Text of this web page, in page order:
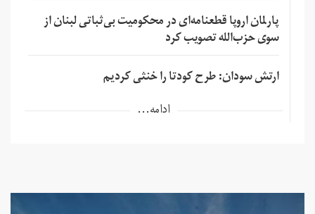
پارلمان اروپا قطعنامه‌ای در محکومیت بی‌ثباتی لبنان از
سوی حزب‌الله تصویب کرد
ارتش سودان: طرح کودتا را خنثی کردیم
ادامه...